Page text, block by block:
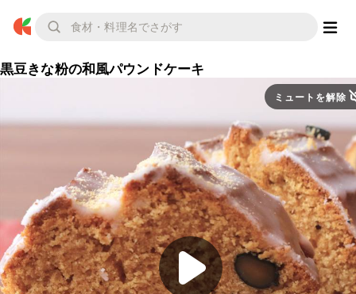
黒豆きな粉の和風パウンドケーキ
ミュートを解除